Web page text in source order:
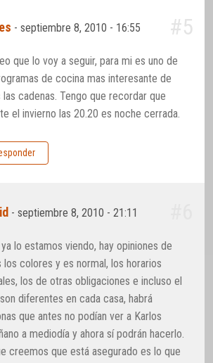
-septiembre 8, 2010 - 16:55 #5
que lo voy a seguir, para mi es uno de
de cocina mas interesante de
las cadenas. Tengo que recordar que
el invierno las 20.20 es noche cerrada.
-septiembre 8, 2010 - 21:11
lo estamos viendo, hay opiniones de
los colores y es normal, los horarios
los de otras obligaciones e incluso el
diferentes en cada casa, habrá
que antes no podían ver a Karlos
a mediodía y ahora sí podrán hacerlo.
creemos que está asegurado es lo que